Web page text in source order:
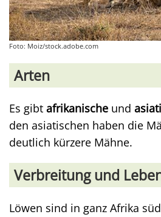
Foto: Moiz/stock.adobe.com
Arten
Es gibt afrikanische und
den asiatischen haben die
deutlich kürzere Mähne.
Verbreitung und
Löwen sind in ganz Afrika